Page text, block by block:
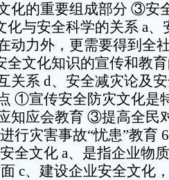
化的重要组成部分 ③安
化与安全科学的关系 a
动力外，更需要得到全
全文化知识的宣传和教
关系 d、安全减灾论及
①宣传安全防灾文化是
知应会教育 ③提高全民
行灾害事故“忧患”教育
全文化 a、是指企业物
c、建设企业安全文化